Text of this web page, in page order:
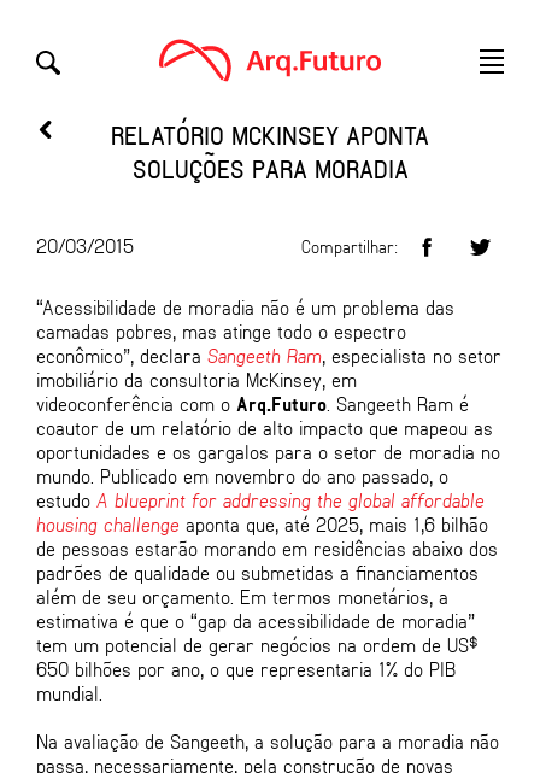
RELATÓRIO MCKINSEY APONTA
SOLUÇÕES PARA MORADIA
20/03/2015 Compartilhar:
“Acessibilidade de moradia não é um problema das
camadas pobres, mas atinge todo o espectro
econômico”, declara Sangeeth Ram, especialista no setor
imobiliário da consultoria McKinsey, em
videoconferência com o Arq.Futuro . Sangeeth Ram é
coautor de um relatório de alto impacto que mapeou as
oportunidades e os gargalos para o setor de moradia no
mundo. Publicado em novembro do ano passado, o
estudo A blueprint for addressing the global affordable
housing challenge aponta que, até 2025, mais 1,6 bilhão
de pessoas estarão morando em residências abaixo dos
padrões de qualidade ou submetidas a financiamentos
além de seu orçamento. Em termos monetários, a
estimativa é que o “gap da acessibilidade de moradia”
tem um potencial de gerar negócios na ordem de US$
650 bilhões por ano, o que representaria 1% do PIB
mundial.
Na avaliação de Sangeeth, a solução para a moradia não
passa, necessariamente, pela construção de novas